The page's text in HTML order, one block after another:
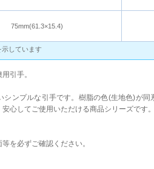
75mm(61.3×15.4)
しています
引手。
シンプルな引手です。樹脂の色(生地色)が同
心してご使用いただける商品シリーズです。
を必ずご確認ください。